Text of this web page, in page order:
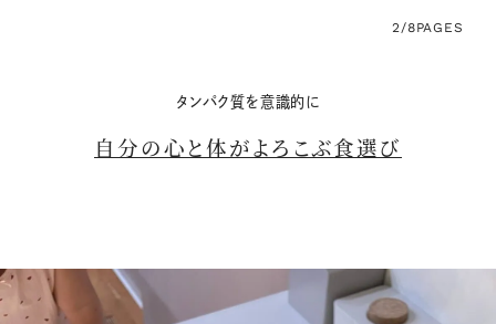
2/8PAGES
タンパク質を意識的に
自分の心と体がよろこぶ食選び